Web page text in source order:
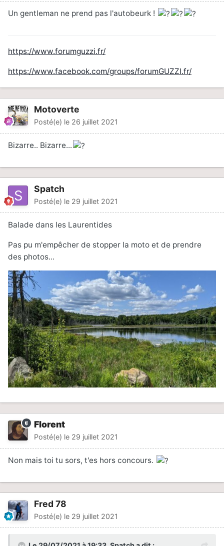
Un gentleman ne prend pas l'autobeurk !
https://www.forumguzzi.fr/
https://www.facebook.com/groups/forumGUZZI.fr/
Motoverte
Posté(e) le 26 juillet 2021
Bizarre.. Bizarre...
Spatch
Posté(e) le 29 juillet 2021
Balade dans les Laurentides
Pas pu m'empêcher de stopper la moto et de prendre
des photos...
Florent
Posté(e) le 29 juillet 2021
Non mais toi tu sors, t'es hors concours.
Fred 78
Posté(e) le 29 juillet 2021